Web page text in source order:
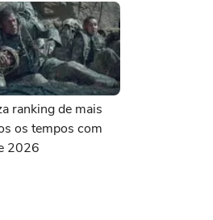
ranking de mais
os tempos com
2026